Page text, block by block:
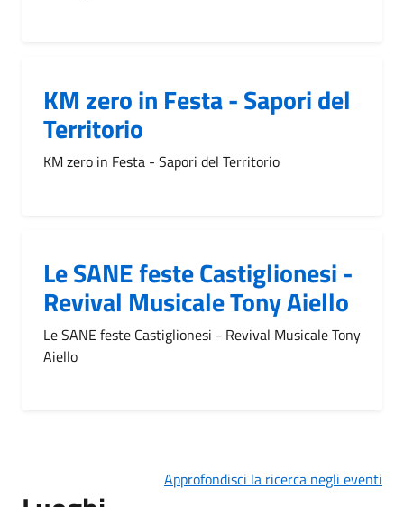
KM zero in Festa - Sapori del
Territorio
KM zero in Festa - Sapori del Territorio
Le SANE feste Castiglionesi -
Revival Musicale Tony Aiello
Le SANE feste Castiglionesi - Revival Musicale Tony
Aiello
Approfondisci la ricerca negli eventi